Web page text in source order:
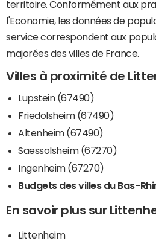
territoire. Conformément aux
l'Economie, les données de
service correspondent aux
majorées des villes de France.
Villes à proximité de
Lupstein (67490)
Friedolsheim (67490)
Altenheim (67490)
Saessolsheim (67270)
Ingenheim (67270)
Budgets des villes du Bas-
En savoir plus sur
Littenheim